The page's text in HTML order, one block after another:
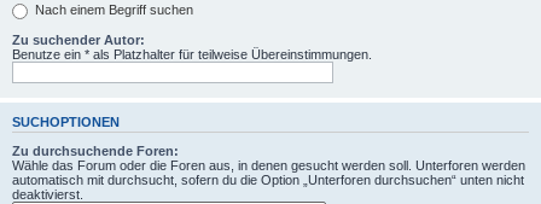
Nach einem Begriff suchen
Zu suchender Autor:
Benutze ein * als Platzhalter für teilweise Übereinstimmungen.
SUCHOPTIONEN
Zu durchsuchende Foren:
Wähle das Forum oder die Foren aus, in denen gesucht werden soll. Unterforen werden
automatisch mit durchsucht, sofern du die Option „Unterforen durchsuchen“ unten nicht
deaktivierst.